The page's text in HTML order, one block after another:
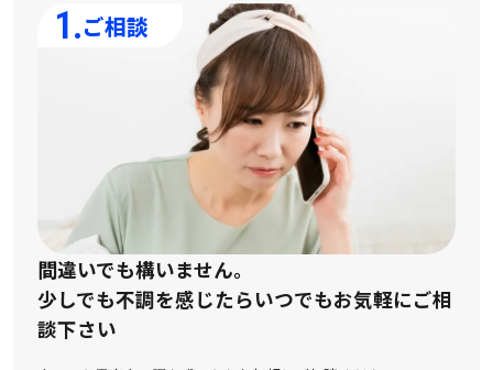
1.ご相談
間違いでも構いません。
少しでも不調を感じたらいつでもお気軽にご相
談下さい